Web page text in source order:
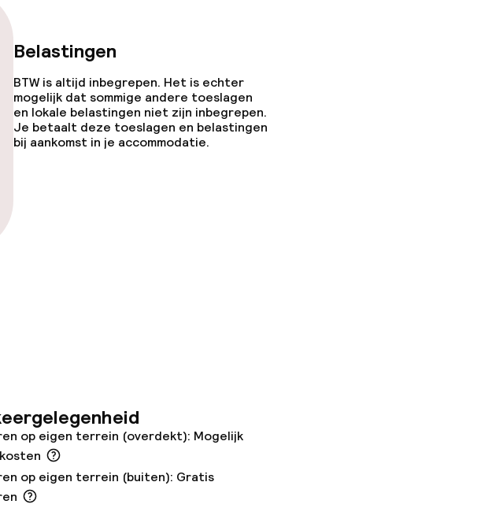
Belastingen
BTW is altijd inbegrepen. Het is echter
mogelijk dat sommige andere toeslagen
en lokale belastingen niet zijn inbegrepen.
Je betaalt deze toeslagen en belastingen
bij aankomst in je accommodatie.
op eigen terrein (overdekt): Mogelijk
op eigen terrein (buiten): Gratis